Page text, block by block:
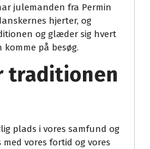
julemanden fra Permin
hjerter, og
og glæder sig hvert
på besøg.
traditionen
plads i vores samfund og
vores fortid og vores